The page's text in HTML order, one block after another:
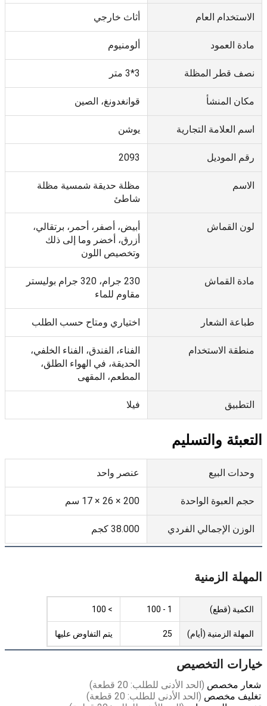
الاستخدام العام أثاث خارجي
مادة العمود ألومنيوم
نصف قطر المظلة 3*3 متر
مكان المنشأ قوانغدونغ، الصين
اسم العلامة التجارية يوشن
رقم الموديل 2093
الاسم
مظلة حديقة شمسية مظلة
شاطئ
لون القماش
أبيض، أصفر، أحمر، برتقالي،
أزرق، أخضر وما إلى ذلك
وتخصيص اللون
مادة القماش
230 جرام، 320 جرام بوليستر
مقاوم للماء
طباعة الشعار اختياري ومتاح حسب الطلب
منطقة الاستخدام
الفناء، الفندق، الفناء الخلفي،
الحديقة، في الهواء الطلق،
المطعم، المقهى
التطبيق فيلا
التعبئة والتسليم
وحدات البيع عنصر واحد
حجم العبوة الواحدة 200 × 26 × 17 سم
الوزن الإجمالي الفردي 38.000 كجم
المهلة الزمنية
الكمية (قطع) 1 - 100
> 100
المهلة الزمنية (أيام) 25 يتم التفاوض عليها
خيارات التخصيص
شعار مخصص (الحد الأدنى للطلب: 20 قطعة)
تغليف مخصص (الحد الأدنى للطلب: 20 قطعة)